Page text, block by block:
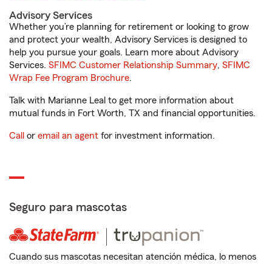
Advisory Services
Whether you’re planning for retirement or looking to grow
and protect your wealth, Advisory Services is designed to
help you pursue your goals. Learn more about Advisory
Services. SFIMC Customer Relationship Summary, SFIMC
Wrap Fee Program Brochure.
Talk with Marianne Leal to get more information about
mutual funds in Fort Worth, TX and financial opportunities.
Call or email an agent for investment information.
Seguro para mascotas
Cuando sus mascotas necesitan atención médica, lo menos